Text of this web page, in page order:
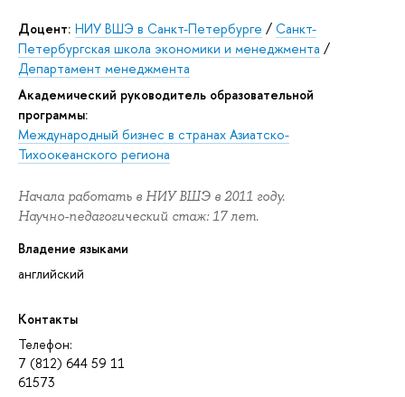
Доцент: НИУ ВШЭ в Санкт-Петербурге / Санкт-
Петербургская школа экономики и менеджмента /
Департамент менеджмента
Академический руководитель образовательной
программы:
Международный бизнес в странах Азиатско-
Тихоокеанского региона
Начала работать в НИУ ВШЭ в 2011 году.
Научно-педагогический стаж: 17 лет.
Владение языками
английский
Контакты
Телефон:
7 (812) 644 59 11
61573